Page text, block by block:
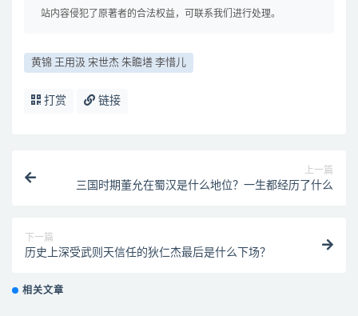
站内容侵犯了原著者的合法权益，可联系我们进行处理。
黄锦 王用汲 宋世杰 朱瞻墡 李惜儿
打赏 链接
上一篇
三国时期董允在蜀汉是什么地位？一生都经历了什么
下一篇
历史上深受武则天信任的狄仁杰最后是什么下场？
相关文章